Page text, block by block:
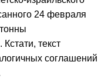
24 февраля
текст
соглашений